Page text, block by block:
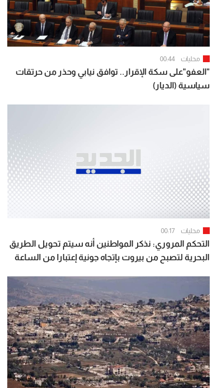
محليات 00:44
"العفو"على سكة الإقرار.. توافق نيابي وحذر من حرتقات
سياسية (الديار)
محليات 00:17
التحكم المروري: نذكر المواطنين أنه سيتم تحويل الطريق
البحرية لتصبح من بيروت بإتجاه جونية إعتبارا من الساعة